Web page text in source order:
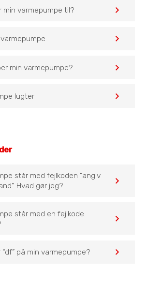
min varmepumpe til? navigate_before
navigate_before
min varmepumpe? navigate_before
lugter navigate_before
står med fejlkoden "angiv
Hvad gør jeg?
navigate_before
står med en fejlkode.
navigate_before
på min varmepumpe? navigate_before